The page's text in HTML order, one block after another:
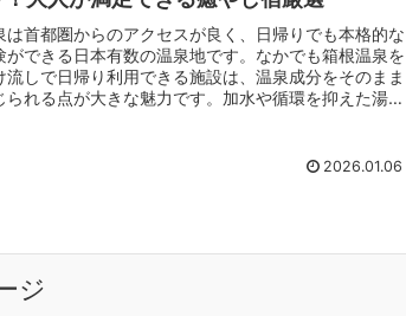
は首都圏からのアクセスが良く、日帰りでも本格的な
ができる日本有数の温泉地です。なかでも箱根温泉を
流しで日帰り利用できる施設は、温泉成分をそのまま
られる点が大きな魅力です。加水や循環を抑えた湯
実は温泉そのものの質を重視する大人の旅行者にこそ
2026.01.06
ジ